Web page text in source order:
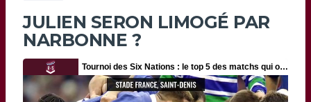
JULIEN SERON LIMOGÉ PAR
NARBONNE ?